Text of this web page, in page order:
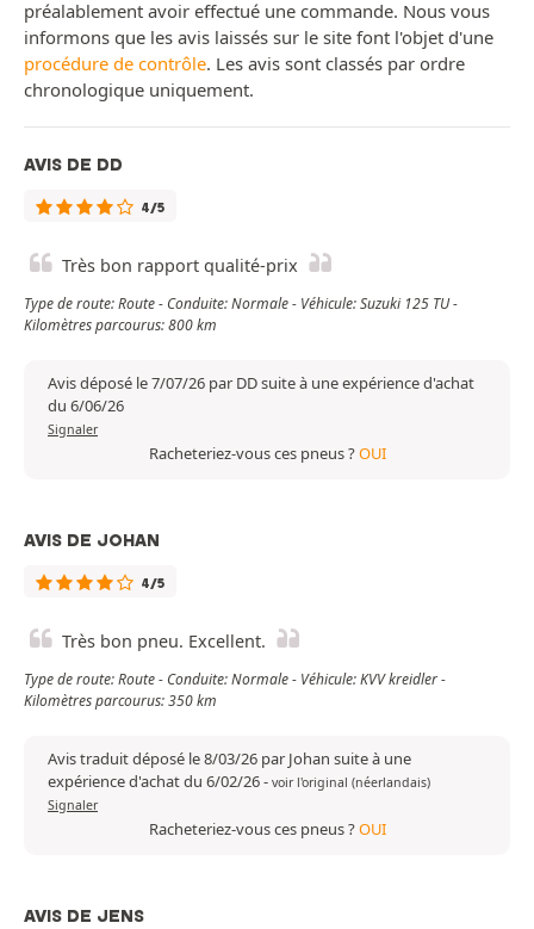
préalablement avoir effectué une commande. Nous vous
informons que les avis laissés sur le site font l'objet d'une
procédure de contrôle. Les avis sont classés par ordre
chronologique uniquement.
AVIS DE DD
4/5
Très bon rapport qualité-prix
Type de route: Route - Conduite: Normale - Véhicule: Suzuki 125 TU -
Kilomètres parcourus: 800 km
Avis déposé le 7/07/26 par DD suite à une expérience d'achat
du 6/06/26
Signaler
Racheteriez-vous ces pneus ?OUI
AVIS DE JOHAN
4/5
Très bon pneu. Excellent.
Type de route: Route - Conduite: Normale - Véhicule: KVV kreidler -
Kilomètres parcourus: 350 km
Avis traduit déposé le 8/03/26 par Johan suite à une
expérience d'achat du 6/02/26- voir l'original (néerlandais)
Signaler
Racheteriez-vous ces pneus ?OUI
AVIS DE JENS